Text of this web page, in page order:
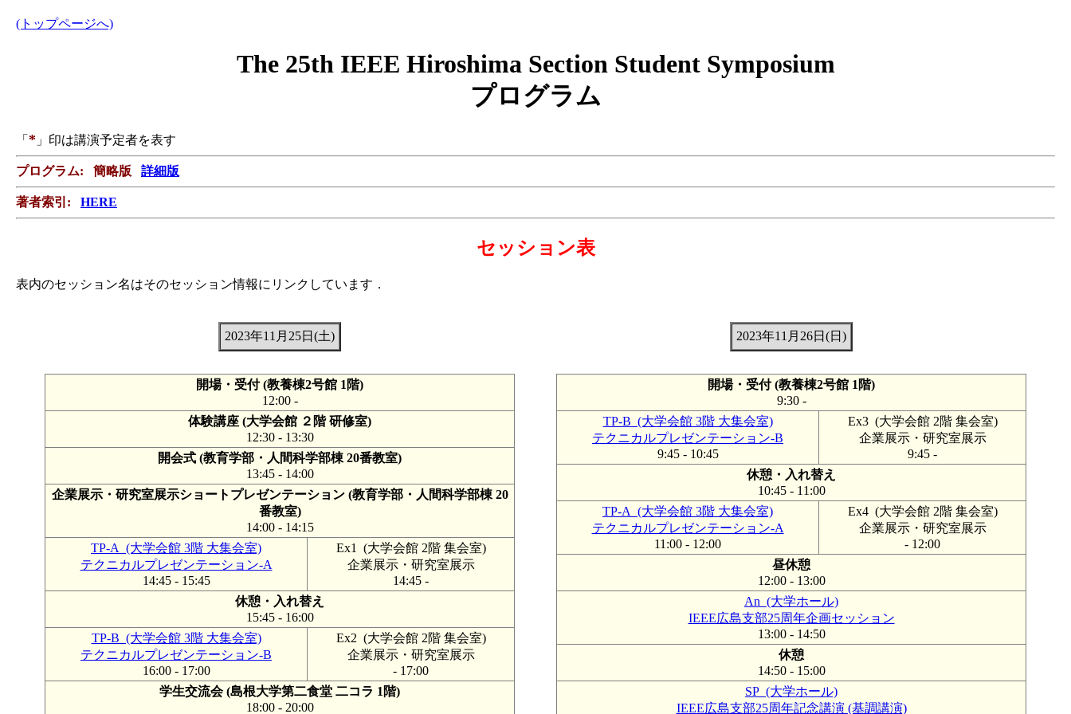
(トップページへ)
The 25th IEEE Hiroshima Section Student Symposium
プログラム
「 * 」印は講演予定者を表す
プログラム: 簡略版 詳細版
著者索引: HERE
セッション表
表内のセッション名はそのセッション情報にリンクしています．
2023年11月25日(土)
開場・受付 (教養棟2号館 1階)
12:00 -
体験講座 (大学会館 ２階 研修室)
12:30 - 13:30
開会式 (教育学部・人間科学部棟 20番教室)
13:45 - 14:00
企業展示・研究室展示ショートプレゼンテーション (教育学部・人間科学部棟 20
番教室)
14:00 - 14:15
TP-A (大学会館 3階 大集会室)
テクニカルプレゼンテーション-A
14:45 - 15:45
Ex1 (大学会館 2階 集会室)
企業展示・研究室展示
14:45 -
休憩・入れ替え
15:45 - 16:00
TP-B (大学会館 3階 大集会室)
テクニカルプレゼンテーション-B
16:00 - 17:00
Ex2 (大学会館 2階 集会室)
企業展示・研究室展示
- 17:00
学生交流会 (島根大学第二食堂 二コラ 1階)
18:00 - 20:00
2023年11月26日(日)
開場・受付 (教養棟2号館 1階)
9:30 -
TP-B (大学会館 3階 大集会室)
テクニカルプレゼンテーション-B
9:45 - 10:45
Ex3 (大学会館 2階 集会室)
企業展示・研究室展示
9:45 -
休憩・入れ替え
10:45 - 11:00
TP-A (大学会館 3階 大集会室)
テクニカルプレゼンテーション-A
11:00 - 12:00
Ex4 (大学会館 2階 集会室)
企業展示・研究室展示
- 12:00
昼休憩
12:00 - 13:00
An (大学ホール)
IEEE広島支部25周年企画セッション
13:00 - 14:50
休憩
14:50 - 15:00
SP (大学ホール)
IEEE広島支部25周年記念講演 (基調講演)